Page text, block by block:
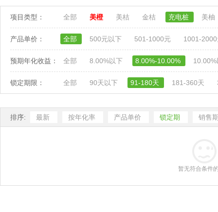
项目类型： 全部 美橙 美桔 金桔 充电桩 美柚
产品单价： 全部 500元以下 501-1000元 1001-
预期年化收益： 全部 8.00%以下 8.00%-10.00%
锁定期限： 全部 90天以下 91-180天 181-360天
排序: 最新 按年化率 产品单价 锁定期 销售
暂无符合条件